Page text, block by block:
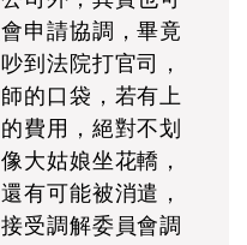
申請協調，畢竟
到法院打官司，
的口袋，若有上
費用，絕對不划
大姑娘坐花轎，
有可能被消遣，
受調解委員會調